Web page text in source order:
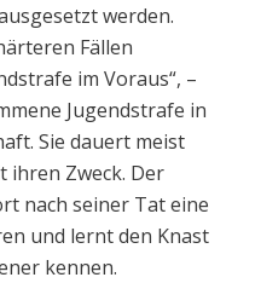
werden.
Fällen
im Voraus“, –
Jugendstrafe in
Sie dauert meist
ihren Zweck. Der
nach seiner Tat eine
und lernt den Knast
kennen.